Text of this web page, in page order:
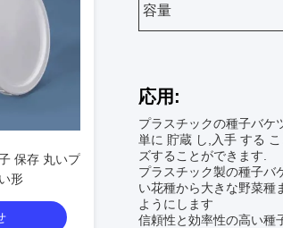
保存 丸いプ
形
容量
応用:
プラスチックの種子バケ
単に 貯蔵 し,入手 する
ズすることができます.
プラスチック製の種子バ
い花種から大きな野菜種
ようにします
信頼性と効率性の高い種